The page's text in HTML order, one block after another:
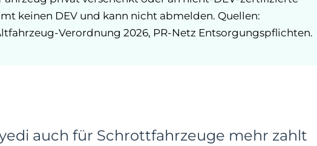
keinen DEV und kann nicht abmelden. Quellen:
Verordnung 2026, PR-Netz Entsorgungspflichten.
auch für Schrottfahrzeuge mehr zahlt